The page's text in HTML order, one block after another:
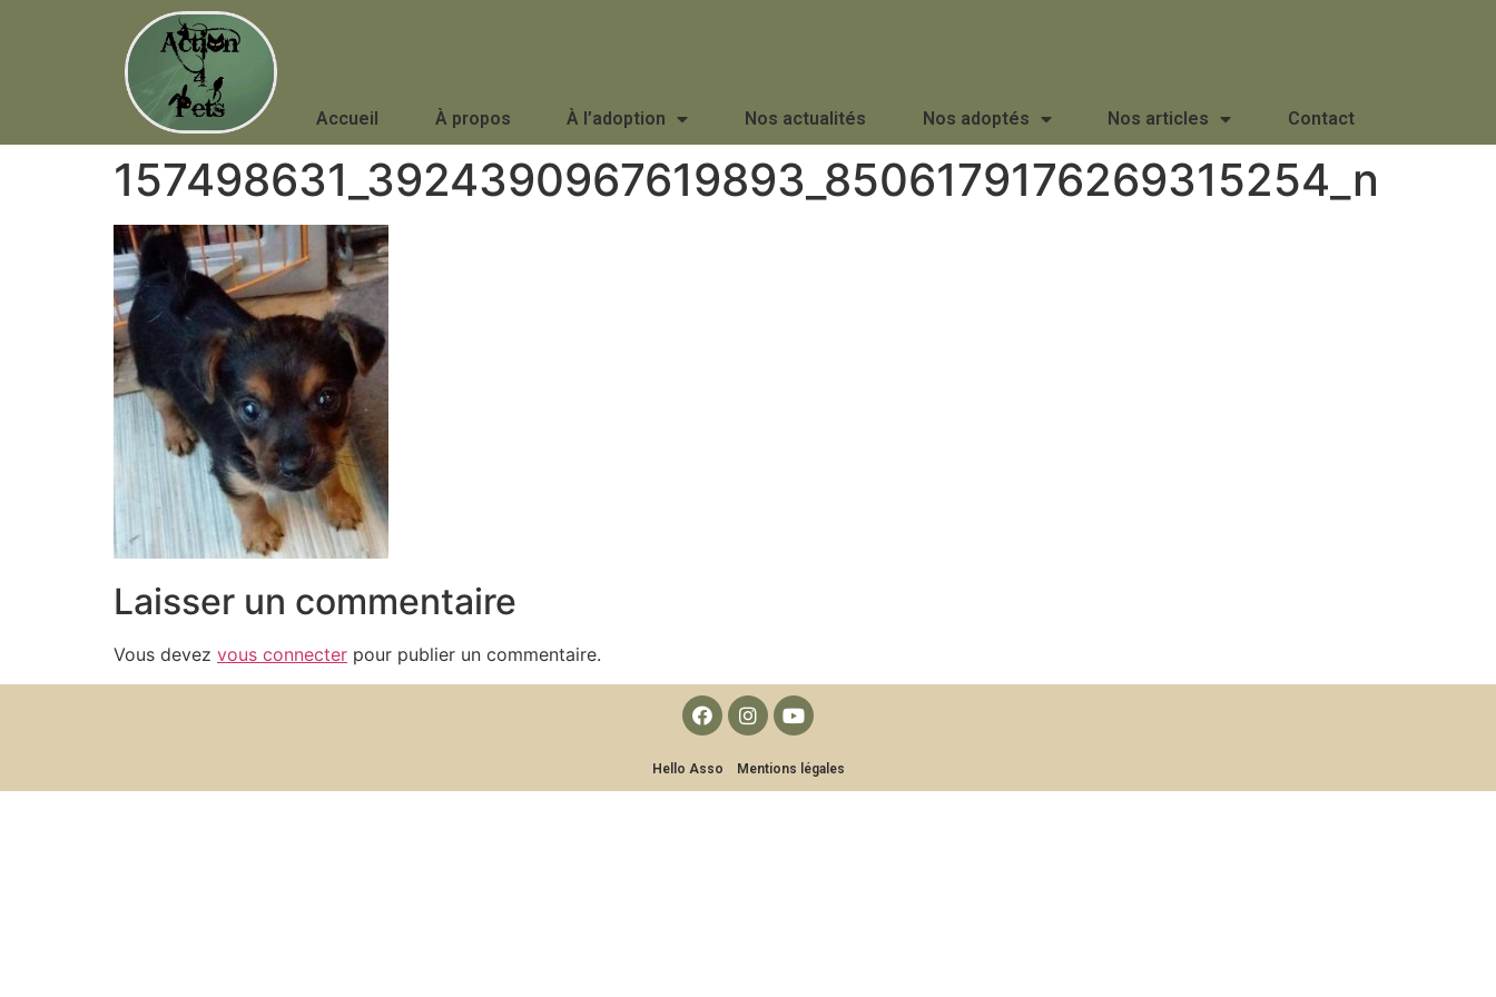
Accueil À propos À l’adoption Nos actualités Nos adoptés Nos articles Contact
157498631_3924390967619893_8506179176269315254_n
Laisser un commentaire
Vous devez vous connecter pour publier un commentaire.
Hello Asso Mentions légales